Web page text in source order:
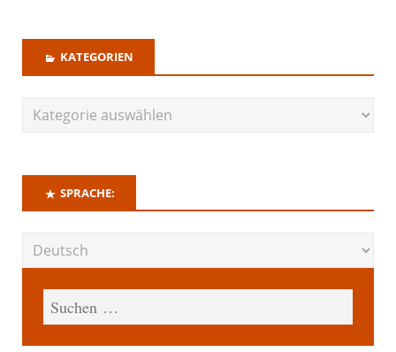
KATEGORIEN
SPRACHE: